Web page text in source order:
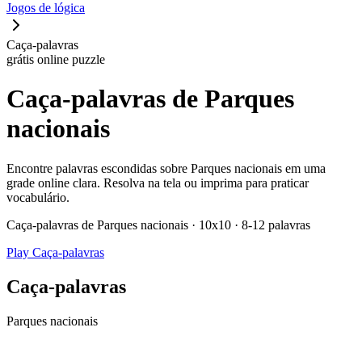
Jogos de lógica
Caça-palavras
grátis online puzzle
Caça-palavras de Parques
nacionais
Encontre palavras escondidas sobre Parques nacionais em uma
grade online clara. Resolva na tela ou imprima para praticar
vocabulário.
Caça-palavras de Parques nacionais · 10x10 · 8-12 palavras
Play Caça-palavras
Caça-palavras
Parques nacionais